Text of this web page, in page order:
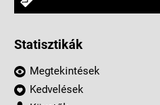
Statisztikák
Megtekintések
Kedvelések